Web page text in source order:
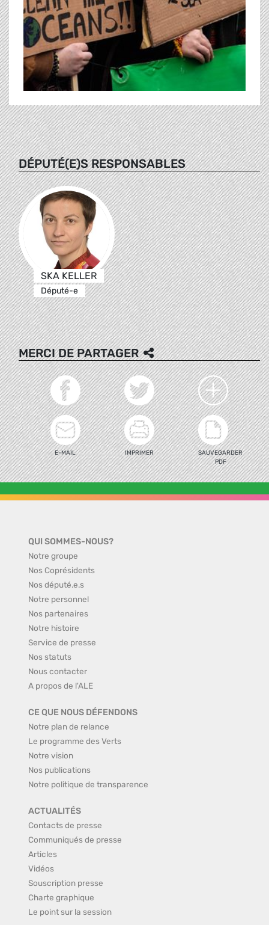
DÉPUTÉ(E)S RESPONSABLES
SKA KELLER
Député-e
MERCI DE PARTAGER
E-MAIL IMPRIMER
SAUVEGARDER
PDF
QUI SOMMES-NOUS?
Notre groupe
Nos Coprésidents
Nos député.e.s
Notre personnel
Nos partenaires
Notre histoire
Service de presse
Nos statuts
Nous contacter
A propos de l'ALE
CE QUE NOUS DÉFENDONS
Notre plan de relance
Le programme des Verts
Notre vision
Nos publications
Notre politique de transparence
ACTUALITÉS
Contacts de presse
Communiqués de presse
Articles
Vidéos
Souscription presse
Charte graphique
Le point sur la session